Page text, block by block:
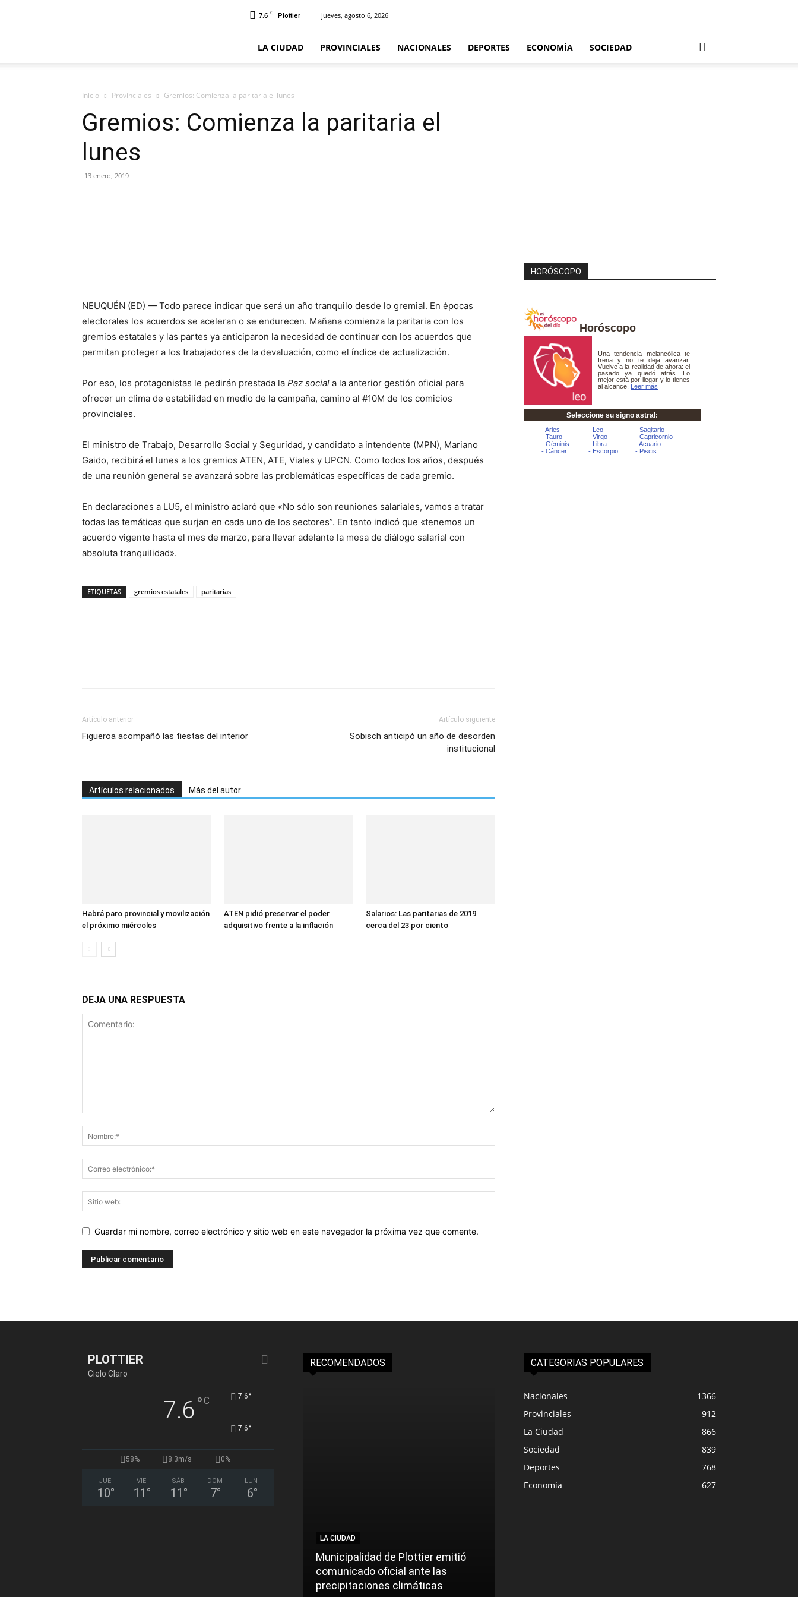
7.6 C Plottier jueves, agosto 6, 2026
LA CIUDAD PROVINCIALES NACIONALES DEPORTES ECONOMÍA SOCIEDAD
Inicio Provinciales Gremios: Comienza la paritaria el lunes
Gremios: Comienza la paritaria el
lunes
13 enero, 2019
NEUQUÉN (ED) — Todo parece indicar que será un año tranquilo desde lo gremial. En épocas
electorales los acuerdos se aceleran o se endurecen. Mañana comienza la paritaria con los
gremios estatales y las partes ya anticiparon la necesidad de continuar con los acuerdos que
permitan proteger a los trabajadores de la devaluación, como el índice de actualización.
Por eso, los protagonistas le pedirán prestada la Paz social a la anterior gestión oficial para
ofrecer un clima de estabilidad en medio de la campaña, camino al #10M de los comicios
provinciales.
El ministro de Trabajo, Desarrollo Social y Seguridad, y candidato a intendente (MPN), Mariano
Gaido, recibirá el lunes a los gremios ATEN, ATE, Viales y UPCN. Como todos los años, después
de una reunión general se avanzará sobre las problemáticas específicas de cada gremio.
En declaraciones a LU5, el ministro aclaró que «No sólo son reuniones salariales, vamos a tratar
todas las temáticas que surjan en cada uno de los sectores”. En tanto indicó que «tenemos un
acuerdo vigente hasta el mes de marzo, para llevar adelante la mesa de diálogo salarial con
absoluta tranquilidad».
ETIQUETAS gremios estatales paritarias
Artículo anterior
Figueroa acompañó las fiestas del interior
Artículo siguiente
Sobisch anticipó un año de desorden
institucional
Artículos relacionados Más del autor
Habrá paro provincial y movilización
el próximo miércoles
ATEN pidió preservar el poder
adquisitivo frente a la inflación
Salarios: Las paritarias de 2019
cerca del 23 por ciento
DEJA UNA RESPUESTA
Guardar mi nombre, correo electrónico y sitio web en este navegador la próxima vez que comente.
HORÓSCOPO
Horóscopo
PLOTTIER
Cielo Claro
7.6°C 7.6°
7.6°
58% 8.3m/s 0%
JUE
10°
VIE
11 °
SÁB
11 °
DOM
7°
LUN
6°
RECOMENDADOS
LA CIUDAD
Municipalidad de Plottier emitió
comunicado oficial ante las
precipitaciones climáticas
CATEGORIAS POPULARES
Nacionales
1366
Provinciales
912
La Ciudad
866
Sociedad
839
Deportes
768
Economía
627